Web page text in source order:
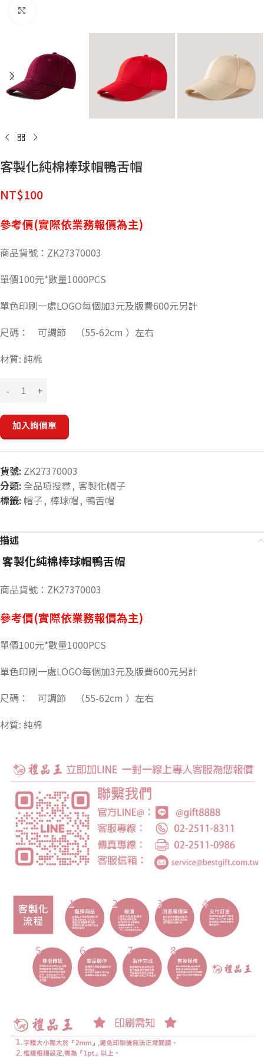
客製化純棉棒球帽鴨舌帽
NT$100
參考價(實際依業務報價為主)
商品貨號：ZK27370003
單價100元*數量1000PCS
單色印刷一處LOGO每個加3元及版費600元另計
尺碼： 可調節 （55-62cm ）左右
材質: 純棉
加入詢價單
貨號: ZK27370003
分類: 全品項搜尋, 客製化帽子
標籤: 帽子, 棒球帽 , 鴨舌帽
描述
客製化純棉棒球帽鴨舌帽
商品貨號：ZK27370003
參考價(實際依業務報價為主)
單價100元*數量1000PCS
單色印刷一處LOGO每個加3元及版費600元另計
尺碼： 可調節 （55-62cm ）左右
材質: 純棉